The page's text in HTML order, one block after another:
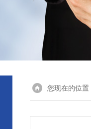
您现在的位置